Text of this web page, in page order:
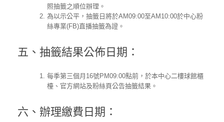
照抽籤之順位辦理。
為以示公平，抽籤日將於AM09:00至AM10:00於中心粉
絲專業(FB)直播抽籤為證。
五、抽籤結果公佈日期：
每季第三個月16號PM09:00點前，於本中心二樓球館櫃
檯、官方網站及粉絲頁公告抽籤結果。
六、辦理繳費日期：